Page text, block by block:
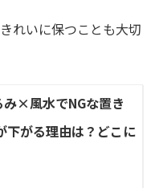
れいに保つことも大切
み×風水でNGな置き
下がる理由は？どこに